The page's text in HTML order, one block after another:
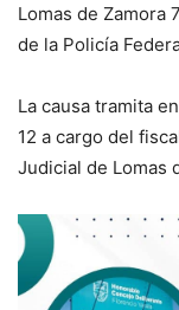
Lomas de Zamora
de la Policía
La causa tramita
12 a cargo del
Judicial de Lomas